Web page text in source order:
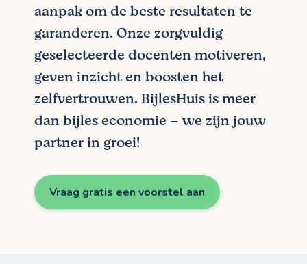
aanpak om de beste resultaten te
garanderen. Onze zorgvuldig
geselecteerde docenten motiveren,
geven inzicht en boosten het
zelfvertrouwen. BijlesHuis is meer
dan bijles economie – we zijn jouw
partner in groei!
Vraag gratis een voorstel aan